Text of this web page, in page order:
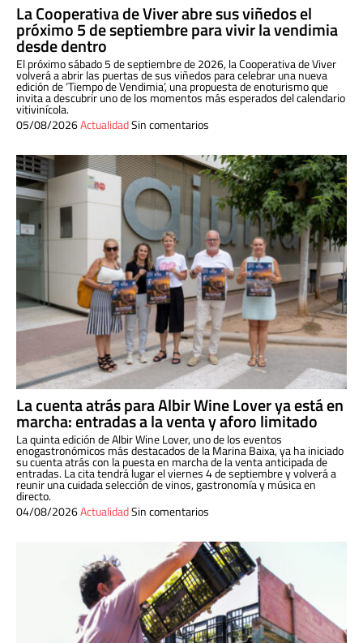
La Cooperativa de Viver abre sus viñedos el
próximo 5 de septiembre para vivir la vendimia
desde dentro
El próximo sábado 5 de septiembre de 2026, la Cooperativa de Viver
volverá a abrir las puertas de sus viñedos para celebrar una nueva
edición de ‘Tiempo de Vendimia’, una propuesta de enoturismo que
invita a descubrir uno de los momentos más esperados del calendario
vitivinícola.
05/08/2026ActualidadSin comentarios
La cuenta atrás para Albir Wine Lover ya está en
marcha: entradas a la venta y aforo limitado
La quinta edición de Albir Wine Lover, uno de los eventos
enogastronómicos más destacados de la Marina Baixa, ya ha iniciado
su cuenta atrás con la puesta en marcha de la venta anticipada de
entradas. La cita tendrá lugar el viernes 4 de septiembre y volverá a
reunir una cuidada selección de vinos, gastronomía y música en
directo.
04/08/2026ActualidadSin comentarios